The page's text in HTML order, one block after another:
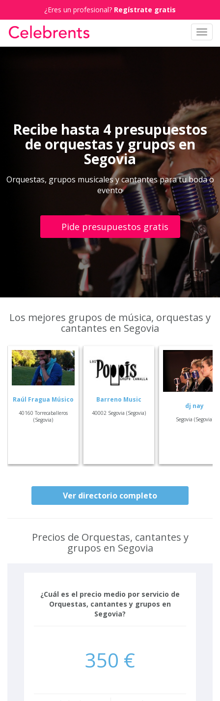
¿Eres un profesional? Regístrate gratis
Recibe hasta 4 presupuestos
de orquestas y grupos en
Segovia
Orquestas, grupos musicales y cantantes para tu boda o
evento
Pide presupuestos gratis
Los mejores grupos de música, orquestas y
cantantes en Segovia
Raúl Fragua Músico
40160 Torrecaballeros
(Segovia)
Barreno Music
40002 Segovia (Segovia)
dj nay
Segovia (Segovia)
Ver directorio completo
Precios de Orquestas, cantantes y
grupos en Segovia
¿Cuál es el precio medio por servicio de
Orquestas, cantantes y grupos en
Segovia?
350 €